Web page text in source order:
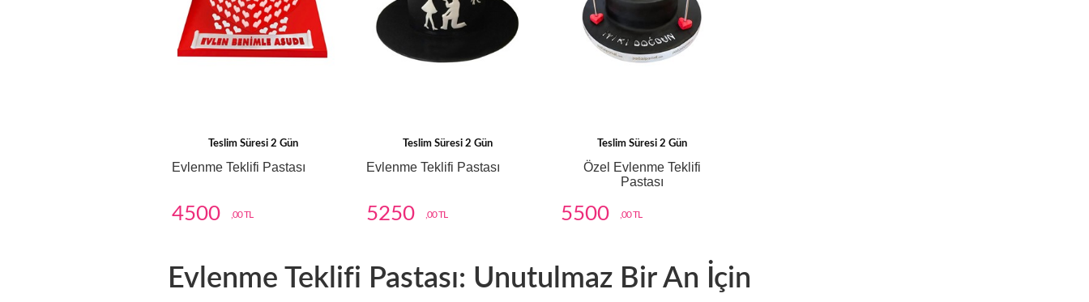
Teslim Süresi 2 Gün
Evlenme Teklifi Pastası
4500 ,00 TL
Teslim Süresi 2 Gün
Evlenme Teklifi Pastası
5250 ,00 TL
Teslim Süresi 2 Gün
Özel Evlenme Teklifi
Pastası
5500 ,00 TL
Evlenme Teklifi Pastası: Unutulmaz Bir An İçin